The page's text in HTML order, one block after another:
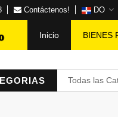
Contáctenos! DO
Inicio BIENES
Todas las